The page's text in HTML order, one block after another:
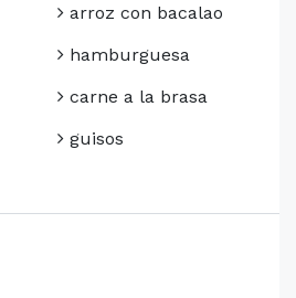
arroz con bacalao
hamburguesa
carne a la brasa
guisos